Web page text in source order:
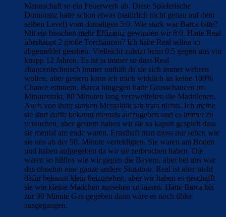
Mannschaft so ein Feuerwerk ab. Diese Spielerische
Dominanz hatte schon etwas (natürlich nicht genau auf dem
selben Level) vom damaligen 5:0. Wie stark war Barca bitte?
Mit ein bisschen mehr Effizienz gewinnen wir 8:0. Hatte Real
überhaupt 2 große Torchancen? Ich habe Real selten so
abgemeldet gesehen. Vielleicht zuletzt beim 0:5 gegen uns vor
knapp 12 Jahren. Es ist ja immer so dass Real
chancentechnisch immer mithält da sie sich immer wehren
wollen, aber gestern kann ich mich wirklich an keine 100%
Chance erinnern. Barca hingegen hatte Grosschancen im
Minutentakt. 80 Minuten lang verzweifelten die Madrilenen.
Auch von ihrer starken Mentalität sah man nichts. Ich meine
sie sind dafür bekannt niemals aufzugeben und es immer zu
versuchen, aber gestern haben wir sie so kaputt gespielt dass
sie mental am ende waren. Ernsthaft man muss nur sehen wie
sie uns ab der 50. Minute verteidigten. Sie waren am Boden
und haben aufgegeben da wir sie zerbrochen haben. Die
waren so hilflos wie wir gegen die Bayern, aber bei uns war
das ohnehin eine ganze andere Situation. Real ist aber nicht
dafür bekannt klein beizugeben, aber wir haben es geschafft
sie wie kleine Mädchen aussehen zu lassen. Hätte Barca bis
zur 90 Minute Gas gegeben dann wäre es noch übler
ausgegangen.